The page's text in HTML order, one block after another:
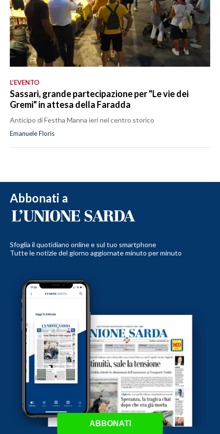
L’EVENTO
Sassari, grande partecipazione per "Le vie dei
Gremi" in attesa della Faradda
Anticipo di Festha Manna ieri nel centro storico
Emanuele Floris
Abbonati a
Sfoglia il quotidiano online e sul tuo smartphone
Tutte le notizie del giorno aggiornate minuto per minuto
ABBONATI